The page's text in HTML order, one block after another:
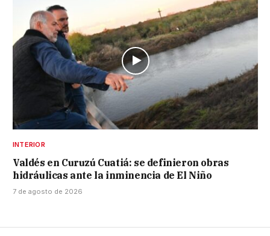
INTERIOR
Valdés en Curuzú Cuatiá: se definieron obras
hidráulicas ante la inminencia de El Niño
7 de agosto de 2026